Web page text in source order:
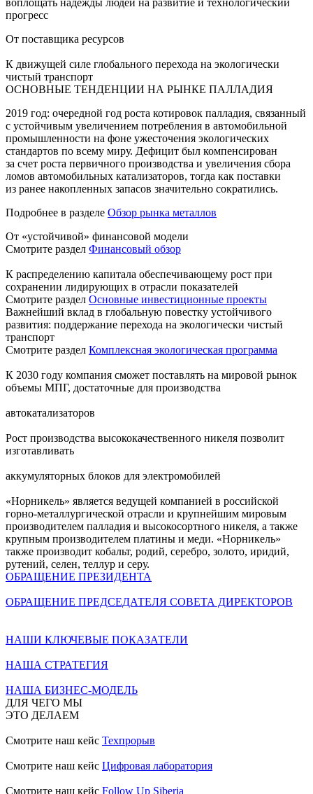
воплощать надежды людей на развитие и технологический
прогресс
От поставщика ресурсов
К движущей силе глобального перехода на экологически
чистый транспорт
ОСНОВНЫЕ ТЕНДЕНЦИИ НА РЫНКЕ ПАЛЛАДИЯ
2019 год: очередной год роста котировок палладия, связанный
с устойчивым увеличением потребления в автомобильной
промышленности на фоне ужесточения экологических
стандартов по всему миру. Дефицит был компенсирован
за счет роста первичного производства и увеличения сбора
ломов автомобильных катализаторов, тогда как поставки
из ранее накопленных запасов значительно сократились.
Подробнее в разделе Обзор рынка металлов
От «устойчивой» финансовой модели
Смотрите раздел Финансовый обзор
К распределению капитала обеспечивающему рост при
сохранении лидирующих в отрасли показателей
Смотрите раздел Основные инвестиционные проекты
Важнейший вклад в глобальную повестку устойчивого
развития: поддержание перехода на экологически чистый
транспорт
Смотрите раздел Комплексная экологическая программа
К 2030 году компания сможет поставлять на мировой рынок
объемы МПГ, достаточные для производства
автокатализаторов
Рост производства высококачественного никеля позволит
изготавливать
аккумуляторных блоков для электромобилей
«Норникель» является ведущей компанией в российской
горно-металлургической отрасли и крупнейшим мировым
производителем палладия и высокосортного никеля, а также
крупным производителем платины и меди. «Норникель»
также производит кобальт, родий, серебро, золото, иридий,
рутений, селен, теллур и серу.
ОБРАЩЕНИЕ ПРЕЗИДЕНТА
ОБРАЩЕНИЕ ПРЕДСЕДАТЕЛЯ СОВЕТА ДИРЕКТОРОВ
НАШИ КЛЮЧЕВЫЕ ПОКАЗАТЕЛИ
НАША СТРАТЕГИЯ
НАША БИЗНЕС-МОДЕЛЬ
ДЛЯ ЧЕГО МЫ
ЭТО ДЕЛАЕМ
Смотрите наш кейс Техпрорыв
Смотрите наш кейс Цифровая лаборатория
Смотрите наш кейс Follow Up Siberia